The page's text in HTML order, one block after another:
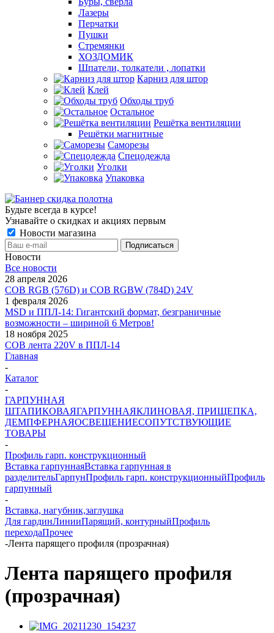
Лазеры
Перчатки
Пушки
Стремянки
ХОЗДОМИК
Шпатели, толкатели , лопатки
Карниз для штор
Клей
Обходы труб
Остальное
Решётка вентиляции
Решётки магнитные
Саморезы
Спецодежда
Уголки
Упаковка
Будьте всегда в курсе!
Узнавайте о скидках и акциях первым
Новости магазина
Новости
Все новости
28 апреля 2026
COB RGB (576D) и COB RGBW (784D) 24V
1 февраля 2026
MSD и ППЛ-14: Гигантский формат, безграничные
возможности – шириной 6 Метров!
18 ноября 2025
COB лента 220V в ППЛ-14
Главная
-
Каталог
-
ГАРПУННАЯ
ШТАПИКОВАЯГАРПУННАЯКЛИНОВАЯ, ПРИЩЕПКА,
ДЕМПФЕРНАЯОСВЕЩЕНИЕСОПУТСТВУЮЩИЕ
ТОВАРЫ
-
Профиль гарп. конструкционный
Вставка гарпуннаяВставка гарпунная в
разделительГарпунПрофиль гарп. конструкционныйПрофиль
гарпунный
-
Вставка, нагубник,заглушка
Для гардинЛинииПарящий, контурныйПрофиль
переходаПрочее
-Лента парящего профиля (прозрачная)
Лента парящего профиля
(прозрачная)